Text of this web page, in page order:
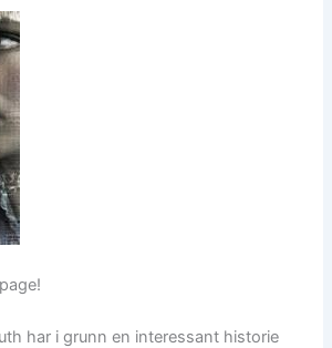
har i grunn en interessant historie